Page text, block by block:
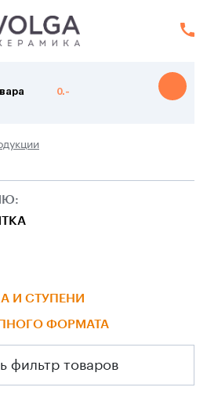
0.-
И СТУПЕНИ
ФОРМАТА
фильтр товаров